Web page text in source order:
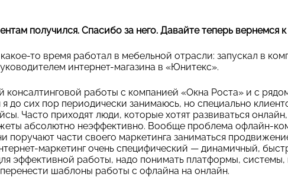
получился. Спасибо за него. Давайте теперь вернемся
то время работал в мебельной отрасли: запускал в
интернет-магазина в «Юнитекс».
работы с компанией «Окна Роста» и с
до сих пор периодически занимаюсь, но специально
Часто приходят люди, которые хотят развиваться
абсолютно неэффективно. Вообще проблема офлайн-
поручают части своего маркетинга заниматься
маркетинг очень специфический — динамичный,
эффективной работы, надо понимать платформы, системы,
шаблоны работы с офлайна на онлайн.